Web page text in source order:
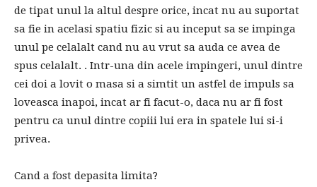
de tipat unul la altul despre orice, incat nu au suportat
sa fie in acelasi spatiu fizic si au inceput sa se impinga
unul pe celalalt cand nu au vrut sa auda ce avea de
spus celalalt. . Intr-una din acele impingeri, unul dintre
cei doi a lovit o masa si a simtit un astfel de impuls sa
loveasca inapoi, incat ar fi facut-o, daca nu ar fi fost
pentru ca unul dintre copiii lui era in spatele lui si-i
privea.
Cand a fost depasita limita?